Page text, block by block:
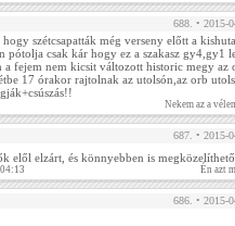
688. • 2015-
szétcsapatták még verseny előtt a
pótolja csak kár hogy ez a szakasz gy4,gy1
fejem nem kicsit változott historic megy az
17 órakor rajtolnak az utolsón,az orb
Nekem az a
687. • 2015-
elől elzárt, és könnyebben is
Én azt
686. • 2015-